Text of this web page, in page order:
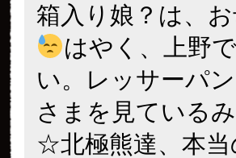
箱入り娘？は、
はやく、上野
い。レッサーパ
さまを見ているみ
☆北極熊達、本当